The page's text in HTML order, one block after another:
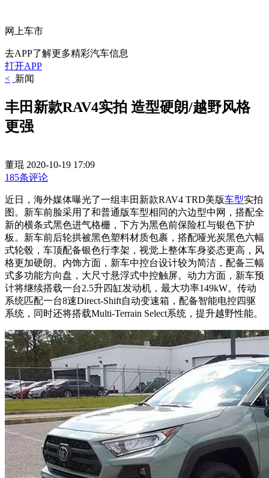
网上车市
去APP了解更多精彩汽车信息
打开APP
< 新闻
丰田新款RAV4实拍 造型硬朗/越野风格
更强
董琨 2020-10-19 17:09
185条评论
近日，海外媒体曝光了一组丰田新款RAV4 TRD美版车型实拍
图。新车前脸采用了和普通版车型相同的六边型中网，搭配全
新的横条式黑色进气格栅，下方为黑色前保险杠与银色下护
板。新车前后轮拱被黑色塑料材质包裹，搭配哑光炭黑色六幅
式轮毂，车顶配备银色行李架，视觉上整体车身姿态更高，风
格更加硬朗。内饰方面，新车中控台设计较为简洁，配备三幅
式多功能方向盘，大尺寸悬浮式中控触屏。动力方面，新车预
计将继续搭载一台2.5升四缸发动机，最大功率149kW。传动
系统匹配一台8速Direct-Shift自动变速箱，配备智能电控四驱
系统，同时还将搭载Multi-Terrain Select系统，提升越野性能。